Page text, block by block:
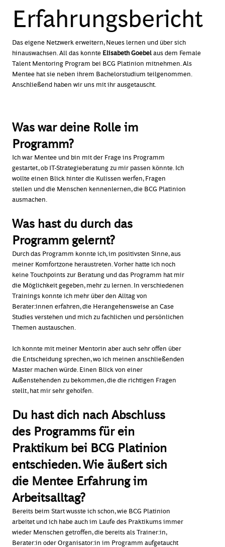
Erfahrungsbericht
Das eigene Netzwerk erweitern, Neues lernen und über sich
hinauswachsen. All das konnte Elisabeth Goebelaus dem Female
Talent Mentoring Program bei BCG Platinion mitnehmen. Als
Mentee hat sie neben ihrem Bachelorstudium teilgenommen.
Anschließend haben wir uns mit ihr ausgetauscht.
Was war deine Rolle im
Programm?
Ich war Mentee und bin mit der Frage ins Programm
gestartet, ob IT-Strategieberatung zu mir passen könnte. Ich
wollte einen Blick hinter die Kulissen werfen, Fragen
stellen und die Menschen kennenlernen, die BCG Platinion
ausmachen.
Was hast du durch das
Programm gelernt?
Durch das Programm konnte ich, im positivsten Sinne, aus
meiner Komfortzone heraustreten. Vorher hatte ich noch
keine Touchpoints zur Beratung und das Programm hat mir
die Möglichkeit gegeben, mehr zu lernen. In verschiedenen
Trainings konnte ich mehr über den Alltag von
Berater:innen erfahren, die Herangehensweise an Case
Studies verstehen und mich zu fachlichen und persönlichen
Themen austauschen.
Ich konnte mit meiner Mentorin aber auch sehr offen über
die Entscheidung sprechen, wo ich meinen anschließenden
Master machen würde. Einen Blick von einer
Außenstehenden zu bekommen, die die richtigen Fragen
stellt, hat mir sehr geholfen.
Du hast dich nach Abschluss
des Programms für ein
Praktikum bei BCG Platinion
entschieden. Wie äußert sich
die Mentee Erfahrung im
Arbeitsalltag?
Bereits beim Start wusste ich schon, wie BCG Platinion
arbeitet und ich habe auch im Laufe des Praktikums immer
wieder Menschen getroffen, die bereits als Trainer:in,
Berater:in oder Organisator:in im Programm aufgetaucht